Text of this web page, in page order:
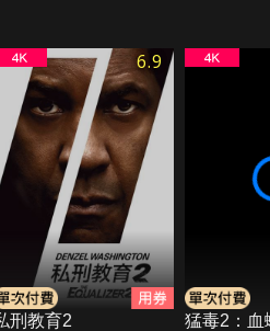
林、村莊和販毒集團據
開。在生存、背叛和復仇
一步失控之前，面對他
6.9
刑教育2 猛毒2：血